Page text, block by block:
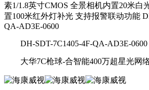
素1/1.8英寸CMOS 全景相机内置20米白
置100米红外灯补光 支持报警联动功能
QA-AD3E-0600
DH-SDT-7C1405-4F-QA-AD3E-0600
大华7C枪球-合智能400万超星光网